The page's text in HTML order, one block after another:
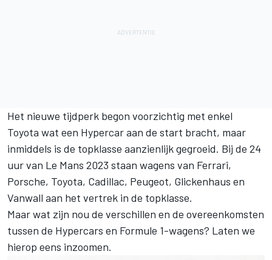
Het nieuwe tijdperk begon voorzichtig met enkel
Toyota wat een Hypercar aan de start bracht, maar
inmiddels is de topklasse aanzienlijk gegroeid. Bij de 24
uur van Le Mans 2023 staan wagens van Ferrari,
Porsche, Toyota, Cadillac, Peugeot, Glickenhaus en
Vanwall aan het vertrek in de topklasse.
Maar wat zijn nou de verschillen en de overeenkomsten
tussen de Hypercars en Formule 1-wagens? Laten we
hierop eens inzoomen.